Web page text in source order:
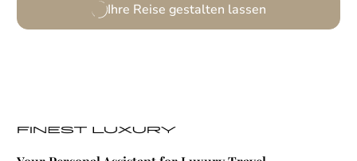
Ihre Reise gestalten lassen